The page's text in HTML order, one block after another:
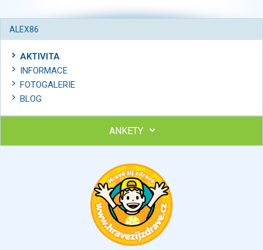
ALEX86
AKTIVITA
INFORMACE
FOTOGALERIE
BLOG
ANKETY